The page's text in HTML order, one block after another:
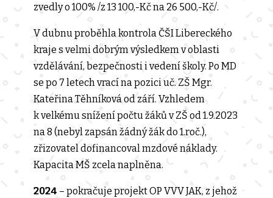
zvedly o 100% /z 13 100,-Kč na 26 500,-Kč/.
V dubnu proběhla kontrola ČŠI Libereckého
kraje s velmi dobrým výsledkem v oblasti
vzdělávání, bezpečnosti i vedení školy. Po MD
se po 7 letech vrací na pozici uč. ZŠ Mgr.
Kateřina Těhníková od září. Vzhledem
k velkému snížení počtu žáků v ZŠ od 1.9.2023
na 8 (nebyl zapsán žádný žák do 1.roč.),
zřizovatel dofinancoval mzdové náklady.
Kapacita MŠ zcela naplněna.
2024 – pokračuje projekt OP VVV JAK, z jehož